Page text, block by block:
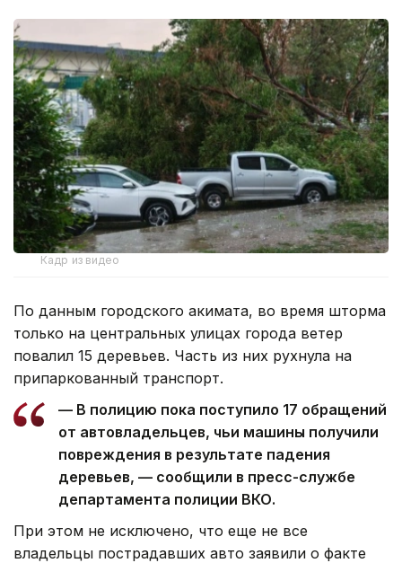
Кадр из видео
По данным городского акимата, во время шторма
только на центральных улицах города ветер
повалил 15 деревьев. Часть из них рухнула на
припаркованный транспорт.
— В полицию пока поступило 17 обращений
от автовладельцев, чьи машины получили
повреждения в результате падения
деревьев, — сообщили в пресс-службе
департамента полиции ВКО.
При этом не исключено, что еще не все
владельцы пострадавших авто заявили о факте